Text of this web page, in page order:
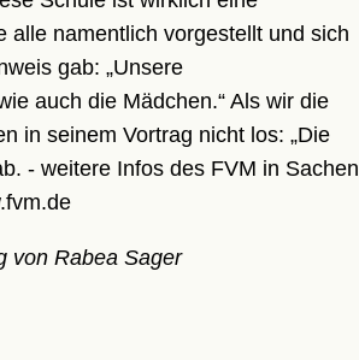
alle namentlich vorgestellt und sich
gab: „Unsere
auch die Mädchen.“ Als wir die
in seinem Vortrag nicht los: „Die
- weitere Infos des FVM in Sachen
von Rabea Sager